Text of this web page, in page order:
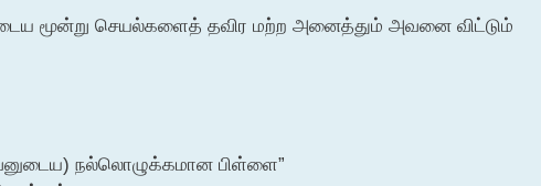
மூன்று செயல்களைத் தவிர மற்ற அனைத்தும் அவனை விட்டும்
நல்லொழுக்கமான பிள்ளை”